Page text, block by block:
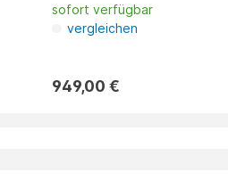
sofort verfügbar
vergleichen
949,00 €